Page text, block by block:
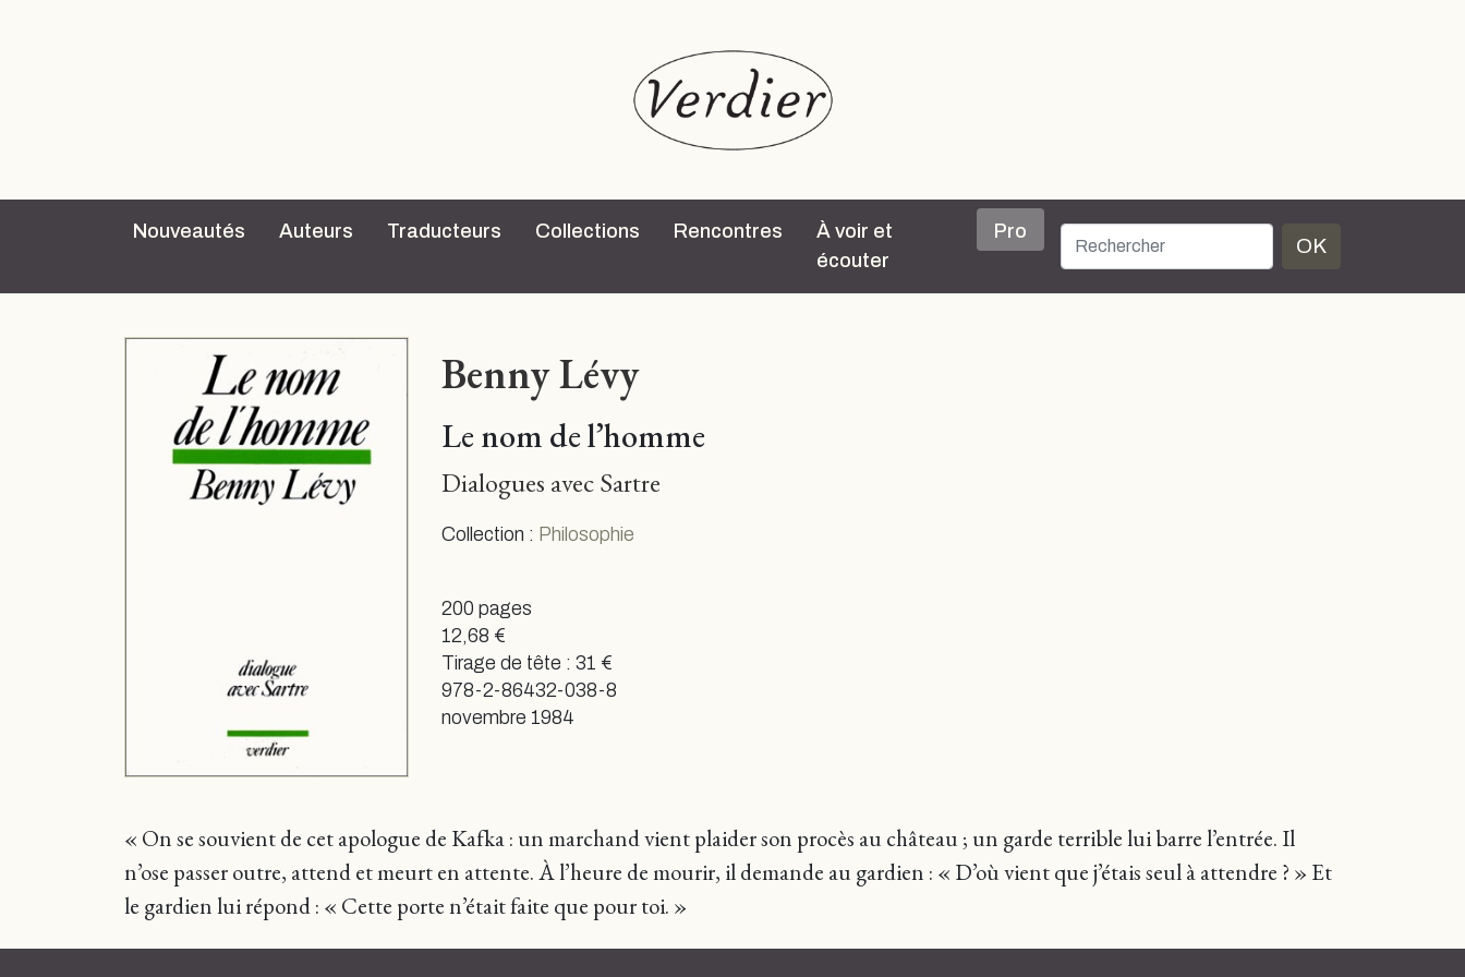
Nouveautés Auteurs Traducteurs Collections Rencontres
À voir et
écouter
Pro
OK
Benny Lévy
Le nom de l’homme
Dialogues avec Sartre
Collection : Philosophie
200 pages
12,68 €
Tirage de tête : 31 €
978-2-86432-038-8
novembre 1984
« On se souvient de cet apologue de Kafka : un marchand vient plaider son procès au château ; un garde terrible lui barre l’entrée. Il
n’ose passer outre, attend et meurt en attente. À l’heure de mourir, il demande au gardien : « D’où vient que j’étais seul à attendre ? » Et
le gardien lui répond : « Cette porte n’était faite que pour toi. »